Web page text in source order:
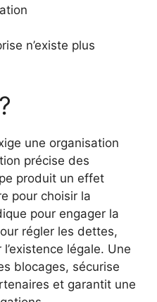
n’existe plus
une organisation
précise des
produit un effet
pour choisir la
pour engager la
régler les dettes,
légale. Une
blocages, sécurise
et garantit une